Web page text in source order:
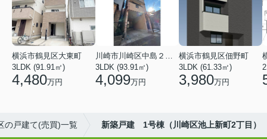
横浜市鶴見区大東町
3LDK (91.91㎡)
4,480万円
3LDK (93.91㎡)
4,099万円
横浜市鶴見区佃野町
3LDK (61.33㎡)
3,980万円
の戸建て(売買)一覧 新築戸建 1号棟（川崎区池上新町2丁目）